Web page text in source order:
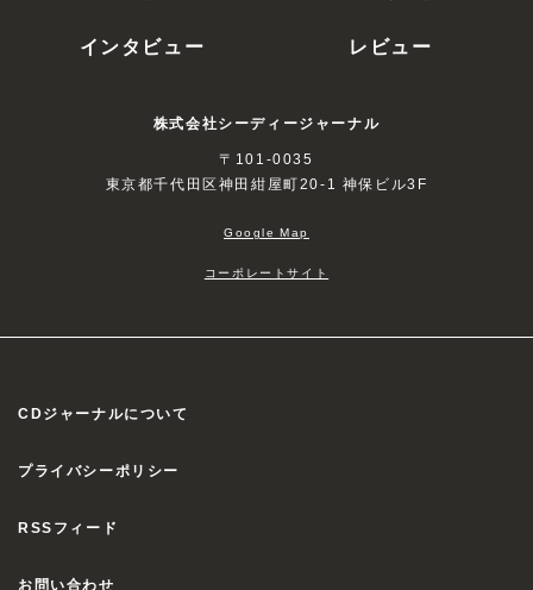
インタビュー
レビュー
株式会社シーディージャーナル
〒101-0035
東京都千代田区神田紺屋町20-1 神保ビル3F
Google Map
コーポレートサイト
CDジャーナルについて
プライバシーポリシー
RSSフィード
お問い合わせ